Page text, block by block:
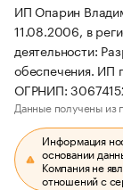
ИП Опарин
11.08.2006, в
деятельности:
обеспечения. ИП
ОГРНИП:
Данные получены из
Информация
основании
Компания не
отношений с